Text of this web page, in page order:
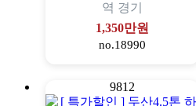
역 경기
1,350만원
no.18990
9812